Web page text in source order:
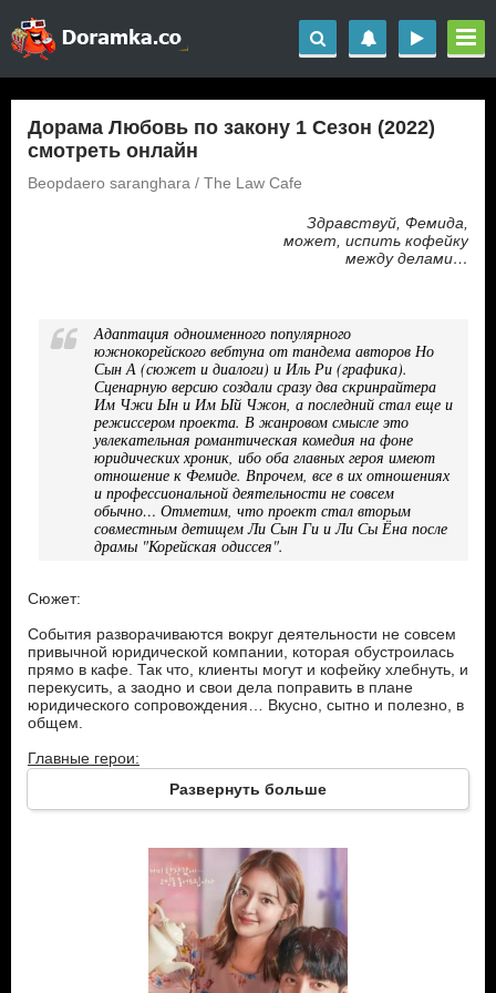
Дорама Любовь по закону 1 Сезон (2022)
смотреть онлайн
Beopdaero saranghara / The Law Cafe
Здравствуй, Фемида,
может, испить кофейку
между делами…
Адаптация одноименного популярного
южнокорейского вебтуна от тандема авторов Но
Сын А (сюжет и диалоги) и Иль Ри (графика).
Сценарную версию создали сразу два скринрайтера
Им Чжи Ын и Им Ый Чжон, а последний стал еще и
режиссером проекта. В жанровом смысле это
увлекательная романтическая комедия на фоне
юридических хроник, ибо оба главных героя имеют
отношение к Фемиде. Впрочем, все в их отношениях
и профессиональной деятельности не совсем
обычно… Отметим, что проект стал вторым
совместным детищем Ли Сын Ги и Ли Сы Ёна после
драмы "Корейская одиссея".
Сюжет:
События разворачиваются вокруг деятельности не совсем
привычной юридической компании, которая обустроилась
прямо в кафе. Так что, клиенты могут и кофейку хлебнуть, и
перекусить, а заодно и свои дела поправить в плане
юридического сопровождения… Вкусно, сытно и полезно, в
общем.
Главные герои:
Ким Чон Хо – в недавнем прошлом успешный и суровый
прокурор, которого во времена его бурной прокурорской
внезапно по наследству ему досталась неплохая
коммерческая недвижимость, и он решил отойти от
юридических треволнений и жить спокойно на доход,
получаемый виде арендных платежей тех, кому он ее
Ким Ю Ри – очень красивая молодая женщина, по
профессии адвокат обладающая 4D-личностью. На первый
взгляд очень уравновешенная и приветливая. Однако не
Развернуть больше